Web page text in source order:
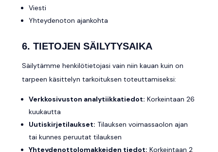
Viesti
Yhteydenoton ajankohta
6. TIETOJEN SÄILYTYSAIKA
Säilytämme henkilötietojasi vain niin kauan kuin on
tarpeen käsittelyn tarkoituksen toteuttamiseksi:
Verkkosivuston analytiikkatiedot: Korkeintaan 26
kuukautta
Uutiskirjetilaukset: Tilauksen voimassaolon ajan
tai kunnes peruutat tilauksen
Yhteydenottolomakkeiden tiedot: Korkeintaan 2